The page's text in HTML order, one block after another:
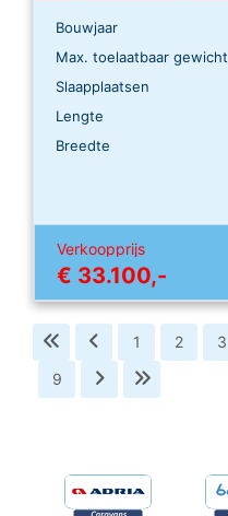
Bouwjaar
Max. toelaatbaar gewicht
Slaapplaatsen
Lengte
Breedte
Verkoopprijs
€ 33.100,-
1 2 3
9